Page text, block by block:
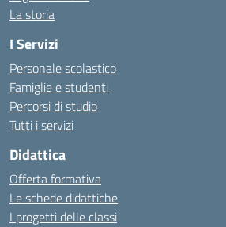
La storia
I Servizi
Personale scolastico
Famiglie e studenti
Percorsi di studio
Tutti i servizi
Didattica
Offerta formativa
Le schede didattiche
I progetti delle classi